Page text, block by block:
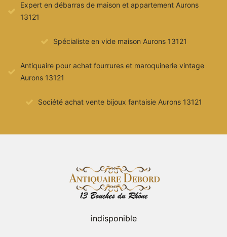
Expert en débarras de maison et appartement Aurons
13121
Spécialiste en vide maison Aurons 13121
Antiquaire pour achat fourrures et maroquinerie vintage
Aurons 13121
Société achat vente bijoux fantaisie Aurons 13121
indisponible